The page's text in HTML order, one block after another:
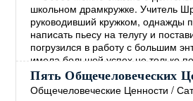
финансированием, основана на
школьном драмкружке. Учитель
руководивший кружком, однажды
написать пьесу на телугу и
погрузился в работу с большим
имела большой успех не только
был мальчик, которого играл Сам
образом, потому, что её темой был
человеческий грех – лицемерие,
Пять Общечеловеческих
Общечеловеческие Ценности /